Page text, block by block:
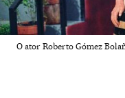
O ator Roberto Gómez